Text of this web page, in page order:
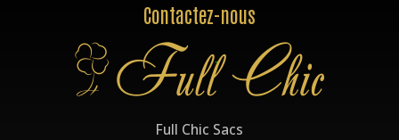
Contactez-nous
Full Chic Sacs